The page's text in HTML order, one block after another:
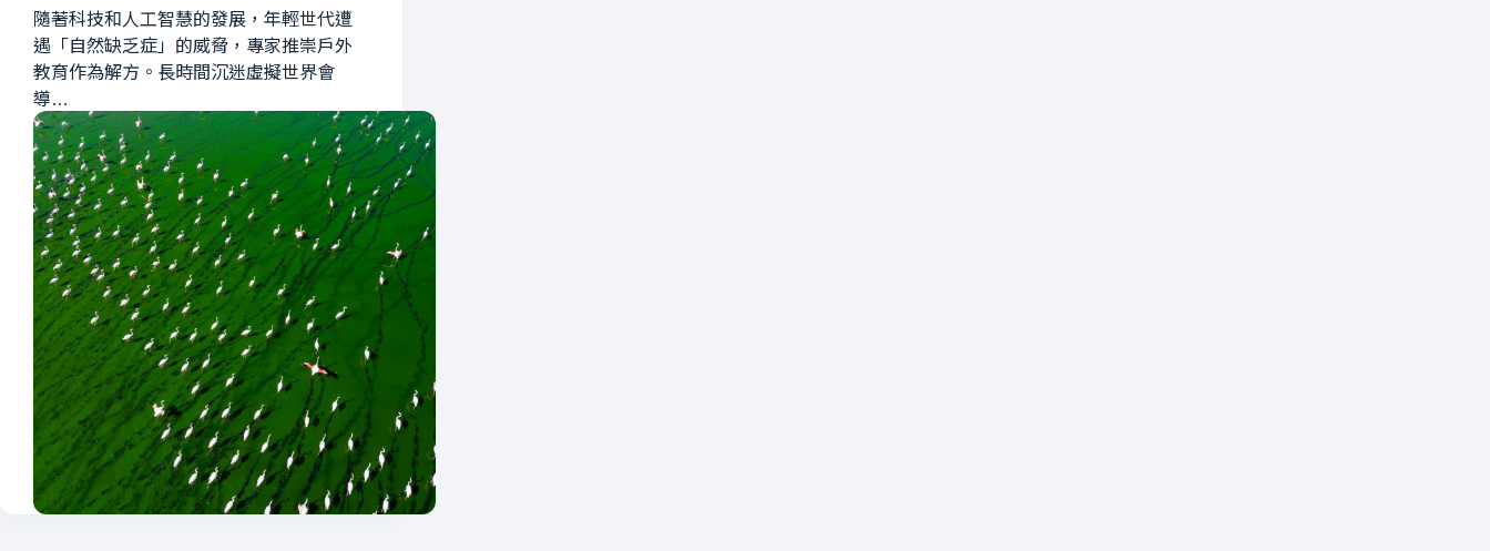
隨著科技和人工智慧的發展，年輕世代遭
遇「自然缺乏症」的威脅，專家推崇戶外
教育作為解方。長時間沉迷虛擬世界會
導…